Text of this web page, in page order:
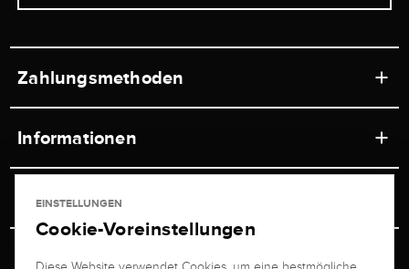
Zahlungsmethoden
Informationen
Ladengeschäft
Versand & Zahlung
Service
Juwelier Brogle
EINSTELLUNGEN
Cookie-Voreinstellungen